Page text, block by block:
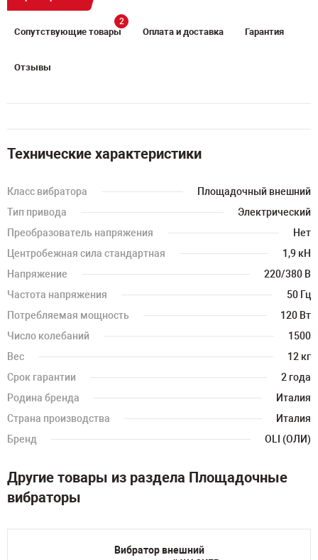
Сопутствующие товары
2
Оплата и доставка Гарантия
Отзывы
Технические характеристики
Класс вибратора
Площадочный внешний
Тип привода
Электрический
Преобразователь напряжения
Нет
Центробежная сила стандартная
1,9 кН
Напряжение
220/380 В
Частота напряжения
50 Гц
Потребляемая мощность
120 Вт
Число колебаний
1500
Вес
12 кг
Срок гарантии
2 года
Родина бренда
Италия
Страна производства
Италия
Бренд
OLI (ОЛИ)
Другие товары из раздела Площадочные
вибраторы
Вибратор внешний